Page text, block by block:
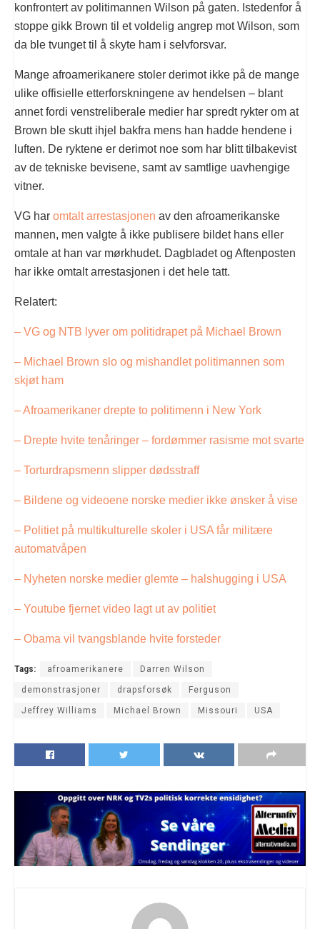
konfrontert av politimannen Wilson på gaten. Istedenfor å
stoppe gikk Brown til et voldelig angrep mot Wilson, som
da ble tvunget til å skyte ham i selvforsvar.
Mange afroamerikanere stoler derimot ikke på de mange
ulike offisielle etterforskningene av hendelsen – blant
annet fordi venstreliberale medier har spredt rykter om at
Brown ble skutt ihjel bakfra mens han hadde hendene i
luften. De ryktene er derimot noe som har blitt tilbakevist
av de tekniske bevisene, samt av samtlige uavhengige
vitner.
VG har omtalt arrestasjonen av den afroamerikanske
mannen, men valgte å ikke publisere bildet hans eller
omtale at han var mørkhudet. Dagbladet og Aftenposten
har ikke omtalt arrestasjonen i det hele tatt.
Relatert:
– VG og NTB lyver om politidrapet på Michael Brown
– Michael Brown slo og mishandlet politimannen som
skjøt ham
– Afroamerikaner drepte to politimenn i New York
– Drepte hvite tenåringer – fordømmer rasisme mot svarte
– Torturdrapsmenn slipper dødsstraff
– Bildene og videoene norske medier ikke ønsker å vise
– Politiet på multikulturelle skoler i USA får militære
automatvåpen
– Nyheten norske medier glemte – halshugging i USA
– Youtube fjernet video lagt ut av politiet
– Obama vil tvangsblande hvite forsteder
Tags: afroamerikanere Darren Wilson
demonstrasjoner drapsforsøk Ferguson
Jeffrey Williams Michael Brown Missouri USA